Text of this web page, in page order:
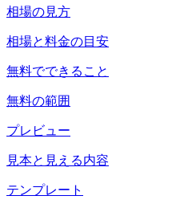
相場の見方
相場と料金の目安
無料でできること
無料の範囲
プレビュー
見本と見える内容
テンプレート